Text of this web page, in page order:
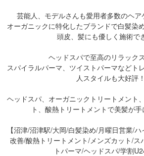
芸能人、モデルさんも愛用者多数のヘア
オーガニックに特化したブランドで白髪染
頭皮、髪にも優しく施術で
ヘッドスパで至高のリラック
スパイラルパーマ、ツイストパーマなどト
人スタイルも大好評！
ヘッドスパ、オーガニックトリートメント
ト、酸熱トリートメントで美髪が
【沼津/沼津駅/大岡/白髪染め/月曜日営業/
改善/酸熱トリートメント/メンズカット/ス
トパーマ/ヘッドスパ/学割